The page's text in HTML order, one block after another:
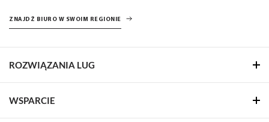
ZNAJDŹ BIURO W SWOIM REGIONIE
ROZWIĄZANIA LUG
WSPARCIE